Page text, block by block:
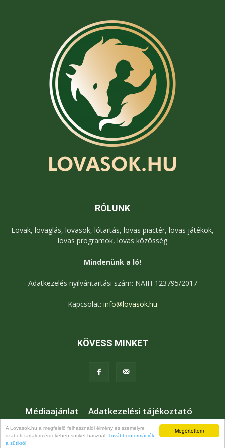
Megértettem
A Lovasok.hu a megfelelő felhasználói élmény és személyre
szabott tartalom érdekében sütiket használ. További információk
a sütikről
RÓLUNK
Lovak, lovaglás, lovasok, lótartás, lovas piactér, lovas játékok,
lovas programok, lovas közösség
Mindenünk a ló!
Adatkezelés nyilvántartási szám: NAIH-123795/2017
Kapcsolat: info@lovasok.hu
KÖVESS MINKET
Médiaajánlat
Adatkezelési tájékoztató
Jogi nyilatkozat
Karrier Kapcsolat
© Lovasok.hu